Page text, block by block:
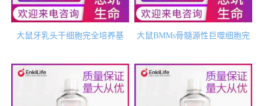
大鼠牙乳头干细胞完全培养基 大鼠BMMs骨髓源性巨噬细胞完